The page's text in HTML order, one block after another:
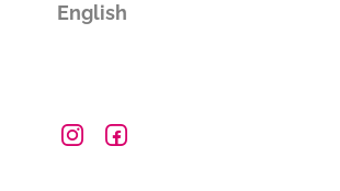
English